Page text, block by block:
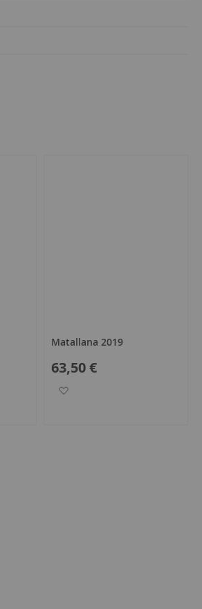
Matallana 2019
63,50 €